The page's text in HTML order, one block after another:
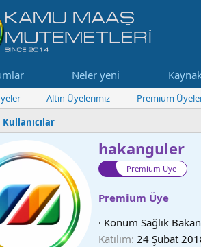
Neler yeni
Altın Üyelerimiz Premium
Kullanıcılar
hakanguler
Premium Üye
Premium Üye
· Konum Sağlık
Katılım 24 Şubat